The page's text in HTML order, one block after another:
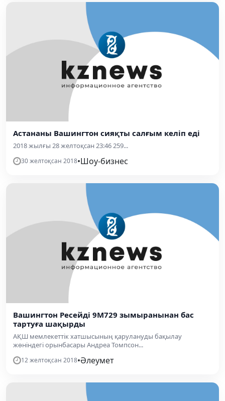
Астананы Вашингтон сияқты салғым келіп еді
2018 жылғы 28 желтоқсан 23:46 259...
30 желтоқсан 2018•Шоу-бизнес
Вашингтон Ресейді 9М729 зымыранынан бас
тартуға шақырды
АҚШ мемлекеттік хатшысының қарулануды бақылау
жөніндегі орынбасары Андреа Томпсон...
12 желтоқсан 2018•Әлеумет